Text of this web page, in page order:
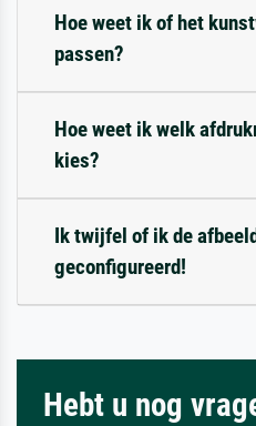
Hoe weet ik of het
passen?
Hoe weet ik welk
kies?
Ik twijfel of ik de
geconfigureerd!
Hebt u nog